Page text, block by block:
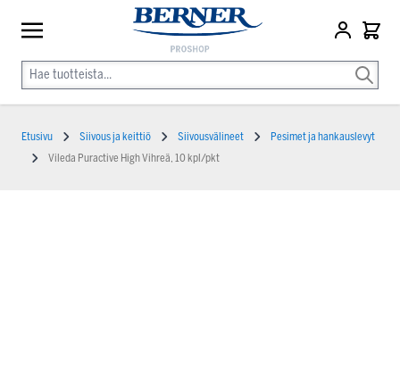
Etusivu Siivous ja keittiö Siivousvälineet
Pesimet ja hankauslevyt
Vileda Puractive High Vihreä, 10 kpl/pkt